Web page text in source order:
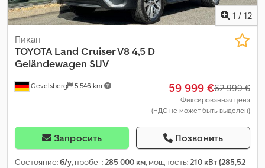
1 / 12
Gevelsberg 5 546 km
Пикап
TOYOTA Land Cruiser V8 4,5 D
Geländewagen SUV
59 999 €62 999 €
Фиксированная цена
(НДС не может быть выделен)
Запросить Позвонить
Состояние:б/у, пробег: 285 000 км, мощность: 210 кВт (285,52